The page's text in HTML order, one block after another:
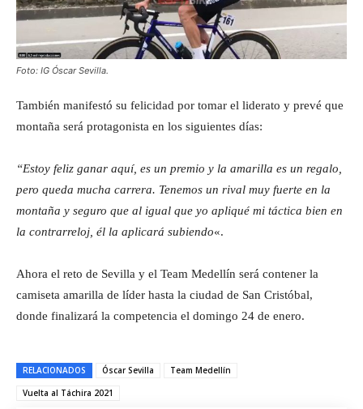
Foto: IG Óscar Sevilla.
También manifestó su felicidad por tomar el liderato y prevé que
montaña será protagonista en los siguientes días:
“Estoy feliz ganar aquí, es un premio y la amarilla es un regalo,
pero queda mucha carrera. Tenemos un rival muy fuerte en la
montaña y seguro que al igual que yo apliqué mi táctica bien en
la contrarreloj, él la aplicará subiendo«.
Ahora el reto de Sevilla y el Team Medellín será contener la
camiseta amarilla de líder hasta la ciudad de San Cristóbal,
donde finalizará la competencia el domingo 24 de enero.
RELACIONADOS Óscar Sevilla
Team Medellín
Vuelta al Táchira 2021